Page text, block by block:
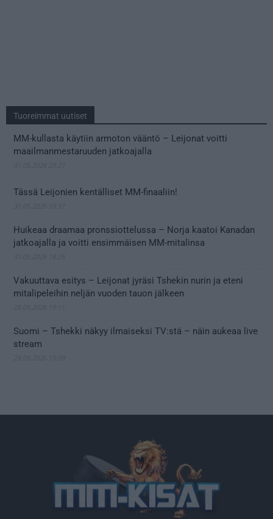
Tuoreimmat uutiset
MM-kullasta käytiin armoton vääntö – Leijonat voitti
maailmanmestaruuden jatkoajalla
Tässä Leijonien kentälliset MM-finaaliin!
Huikeaa draamaa pronssiottelussa – Norja kaatoi Kanadan
jatkoajalla ja voitti ensimmäisen MM-mitalinsa
Vakuuttava esitys – Leijonat jyräsi Tshekin nurin ja eteni
mitalipeleihin neljän vuoden tauon jälkeen
Suomi – Tshekki näkyy ilmaiseksi TV:stä – näin aukeaa live
stream